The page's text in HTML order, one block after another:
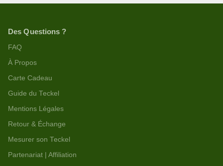
Des Questions ?
FAQ
À Propos
Carte Cadeau
Guide du Teckel
Mentions Légales
Retour & Échange
Mesurer son Teckel
Partenariat | Affiliation